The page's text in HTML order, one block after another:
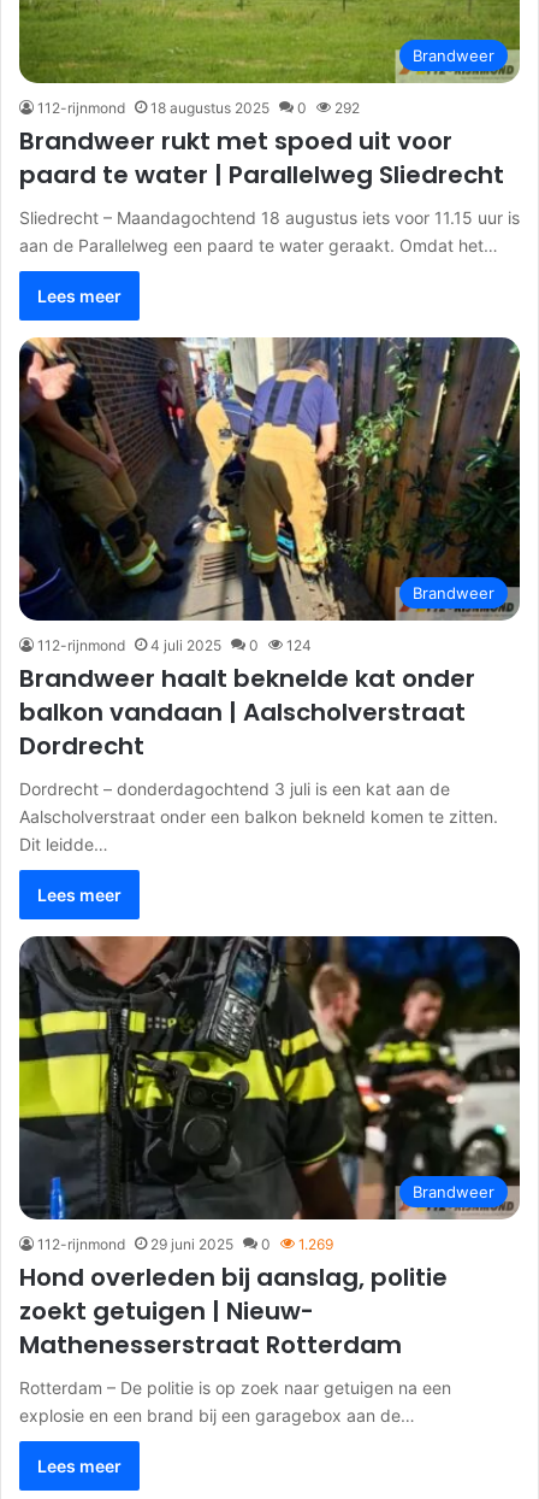
Brandweer
112-rijnmond 18 augustus 2025 0 292
Brandweer rukt met spoed uit voor
paard te water | Parallelweg Sliedrecht
Sliedrecht – Maandagochtend 18 augustus iets voor 11.15 uur is
aan de Parallelweg een paard te water geraakt. Omdat het…
Lees meer
Brandweer
112-rijnmond 4 juli 2025 0 124
Brandweer haalt beknelde kat onder
balkon vandaan | Aalscholverstraat
Dordrecht
Dordrecht – donderdagochtend 3 juli is een kat aan de
Aalscholverstraat onder een balkon bekneld komen te zitten.
Dit leidde…
Lees meer
Brandweer
112-rijnmond 29 juni 2025 0 1.269
Hond overleden bij aanslag, politie
zoekt getuigen | Nieuw-
Mathenesserstraat Rotterdam
Rotterdam – De politie is op zoek naar getuigen na een
explosie en een brand bij een garagebox aan de…
Lees meer